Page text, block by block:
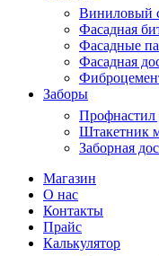
Виниловый
Фасадная
Фасадные
Фасадная
Заборы
Профнастил
Штакетник
Заборная
Магазин
О нас
Контакты
Прайс
Калькулятор